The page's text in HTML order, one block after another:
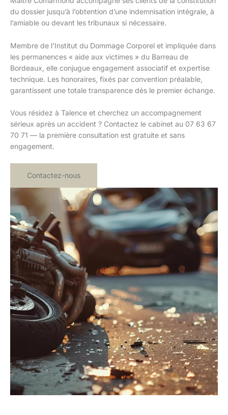
du dossier jusqu’à l’obtention d’une indemnisation intégrale, à
l’amiable ou devant les tribunaux si nécessaire.
Membre de l’Institut du Dommage Corporel et impliquée dans
les permanences « aide aux victimes » du Barreau de
Bordeaux, elle conjugue engagement associatif et expertise
technique. Les honoraires, fixés par convention préalable,
garantissent une totale transparence dès le premier échange.
Vous résidez à Talence et cherchez un accompagnement
sérieux après un accident ? Contactez le cabinet au 07 63 67
70 71 — la première consultation est gratuite et sans
engagement.
Contactez-nous